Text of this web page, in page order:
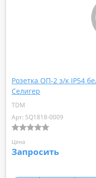
Розетка ОП-2 з/к IP54
Селигер
TDM
Арт: SQ1818-0009
Цена
Запросить